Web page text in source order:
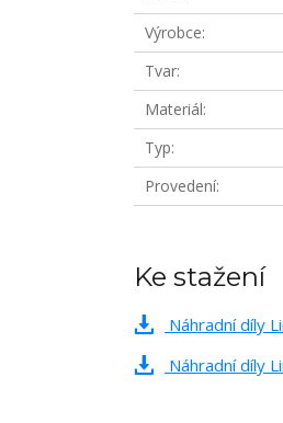
Výrobce
Tvar
Materiál
Typ
Provedení
Ke stažení
Náhradní díly
Náhradní díly